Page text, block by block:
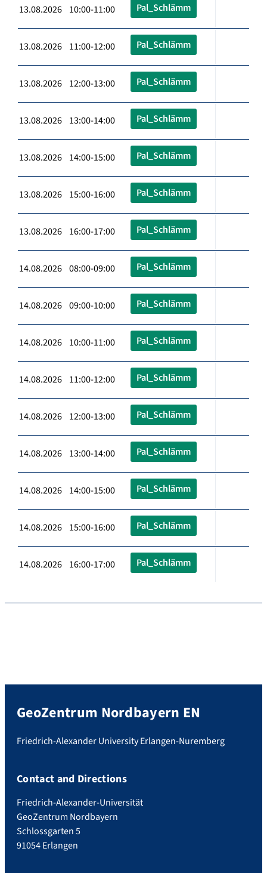
13.08.2026 10:00-11:00 Pal_Schlämm
13.08.2026 11:00-12:00 Pal_Schlämm
13.08.2026 12:00-13:00 Pal_Schlämm
13.08.2026 13:00-14:00 Pal_Schlämm
13.08.2026 14:00-15:00 Pal_Schlämm
13.08.2026 15:00-16:00 Pal_Schlämm
13.08.2026 16:00-17:00 Pal_Schlämm
14.08.2026 08:00-09:00 Pal_Schlämm
14.08.2026 09:00-10:00 Pal_Schlämm
14.08.2026 10:00-11:00 Pal_Schlämm
14.08.2026 11:00-12:00 Pal_Schlämm
14.08.2026 12:00-13:00 Pal_Schlämm
14.08.2026 13:00-14:00 Pal_Schlämm
14.08.2026 14:00-15:00 Pal_Schlämm
14.08.2026 15:00-16:00 Pal_Schlämm
14.08.2026 16:00-17:00 Pal_Schlämm
GeoZentrum Nordbayern EN
Friedrich-Alexander University Erlangen-Nuremberg
Contact and Directions
Friedrich-Alexander-Universität
GeoZentrum Nordbayern
Schlossgarten 5
91054 Erlangen